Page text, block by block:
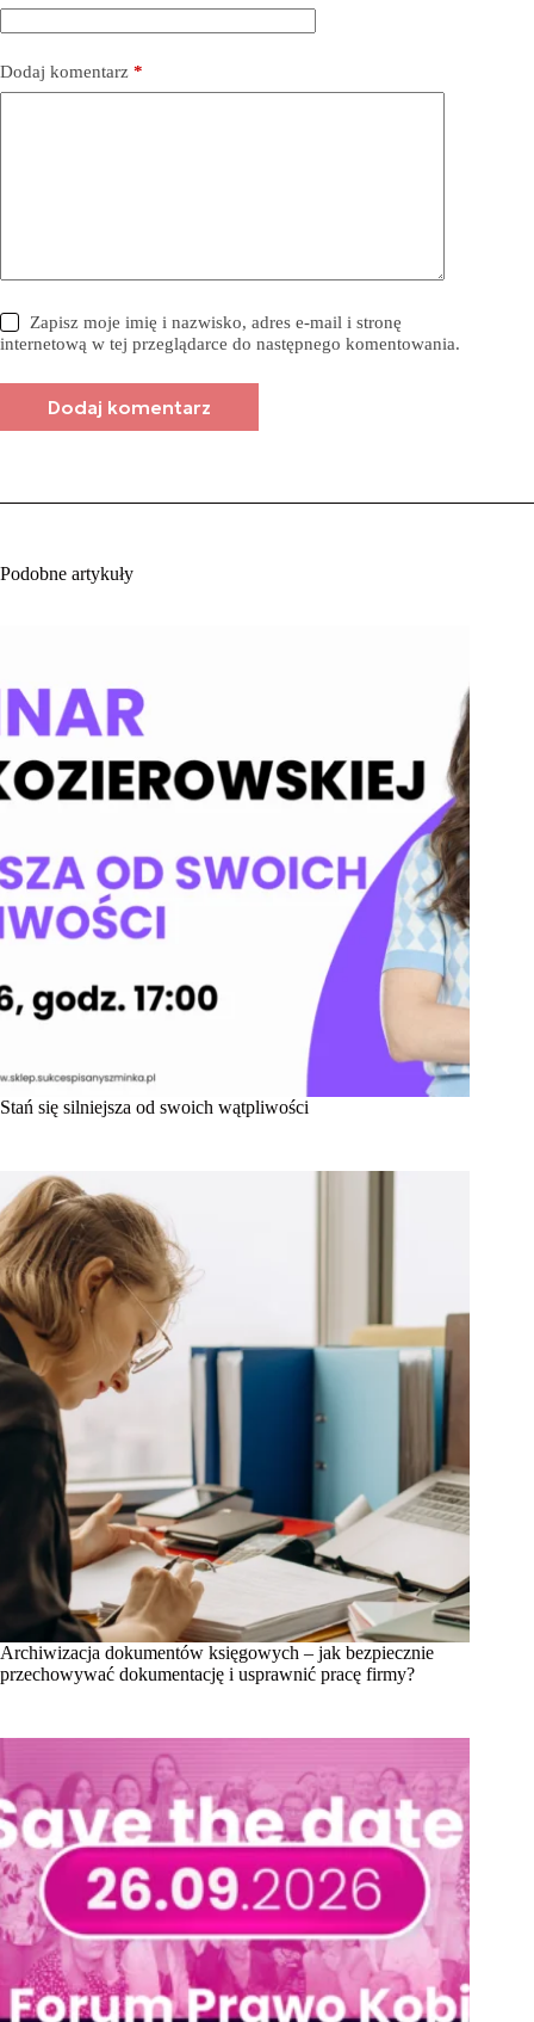
Dodaj komentarz *
Zapisz moje imię i nazwisko, adres e-mail i stronę
internetową w tej przeglądarce do następnego komentowania.
Dodaj komentarz
Podobne artykuły
Stań się silniejsza od swoich wątpliwości
Archiwizacja dokumentów księgowych – jak bezpiecznie
przechowywać dokumentację i usprawnić pracę firmy?